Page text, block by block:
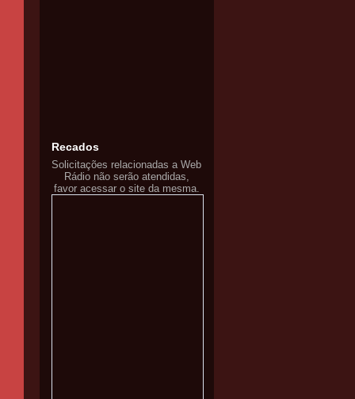
Recados
Solicitações relacionadas a Web
Rádio não serão atendidas,
favor acessar o site da mesma.